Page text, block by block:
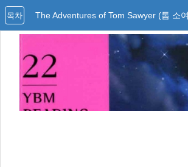
The Adventures of Tom Sawyer (톰 소
목차